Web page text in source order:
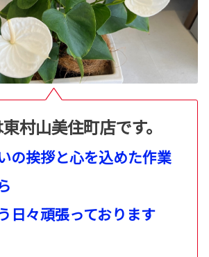
村山美住町店です。
の挨拶と心を込めた作業
日々頑張っております